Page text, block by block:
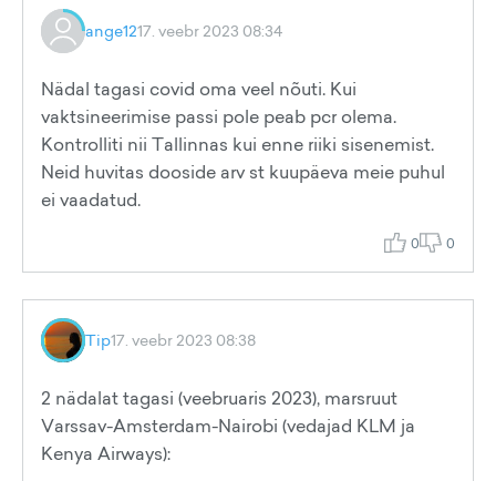
ange1217. veebr 2023 08:34
Nädal tagasi covid oma veel nõuti. Kui
vaktsineerimise passi pole peab pcr olema.
Kontrolliti nii Tallinnas kui enne riiki sisenemist.
Neid huvitas dooside arv st kuupäeva meie puhul
ei vaadatud.
0 0
Tip17. veebr 2023 08:38
2 nädalat tagasi (veebruaris 2023), marsruut
Varssav-Amsterdam-Nairobi (vedajad KLM ja
Kenya Airways):